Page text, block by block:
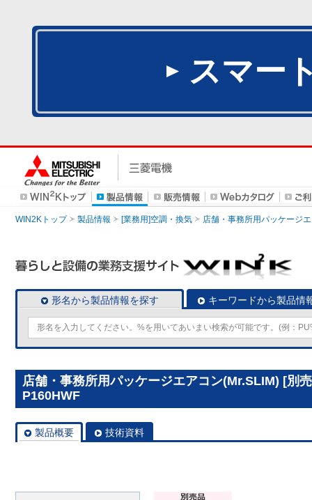
スマー
WIN2Kトップ 製品情報 [業務用]空調・換気 店舗・事務所用パッケージ
形名から製品情報を探す キーワードから製品情
店舗・事務所用パッケージエアコン(Mr.SLIM) [別
P160HWF
製品概要 技術資料